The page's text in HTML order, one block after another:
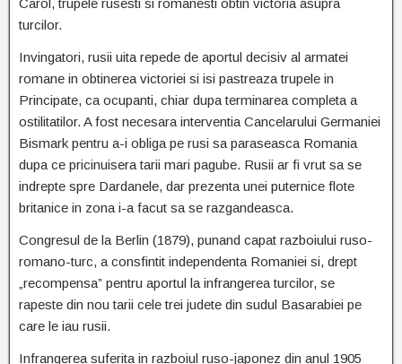
Carol, trupele rusesti si romanesti obtin victoria asupra
turcilor.
Invingatori, rusii uita repede de aportul decisiv al armatei
romane in obtinerea victoriei si isi pastreaza trupele in
Principate, ca ocupanti, chiar dupa terminarea completa a
ostilitatilor. A fost necesara interventia Cancelarului Germaniei
Bismark pentru a-i obliga pe rusi sa paraseasca Romania
dupa ce pricinuisera tarii mari pagube. Rusii ar fi vrut sa se
indrepte spre Dardanele, dar prezenta unei puternice flote
britanice in zona i-a facut sa se razgandeasca.
Congresul de la Berlin (1879), punand capat razboiului ruso-
romano-turc, a consfintit independenta Romaniei si, drept
„recompensa” pentru aportul la infrangerea turcilor, se
rapeste din nou tarii cele trei judete din sudul Basarabiei pe
care le iau rusii.
Infrangerea suferita in razboiul ruso-japonez din anul 1905